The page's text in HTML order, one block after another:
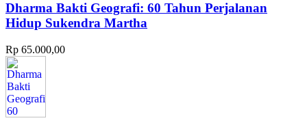
Dharma Bakti Geografi: 60 Tahun Perjalanan
Hidup Sukendra Martha
Rp 65.000,00